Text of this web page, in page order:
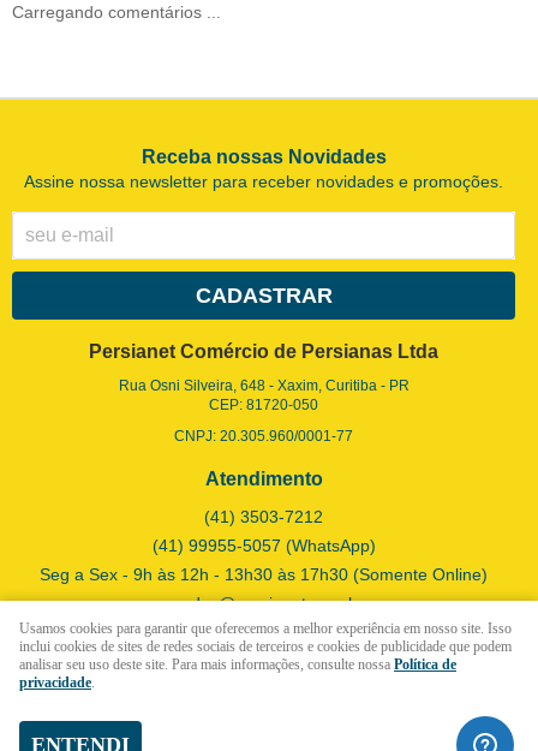
Carregando comentários ...
Receba nossas Novidades
Assine nossa newsletter para receber novidades e promoções.
CADASTRAR
Persianet Comércio de Persianas Ltda
Rua Osni Silveira, 648- Xaxim, Curitiba- PR
CEP: 81720-050
CNPJ: 20.305.960/0001-77
Atendimento
(41) 3503-7212
(41) 99955-5057 (WhatsApp)
Seg a Sex - 9h às 12h - 13h30 às 17h30 (Somente Online)
vendas@persianet.com.br
LOJA VIRTUAL CRIADA POR
Usamos cookies para garantir que oferecemos a melhor experiência em nosso site. Isso
inclui cookies de sites de redes sociais de terceiros e cookies de publicidade que podem
analisar seu uso deste site. Para mais informações, consulte nossa Política de
privacidade.
ENTENDI